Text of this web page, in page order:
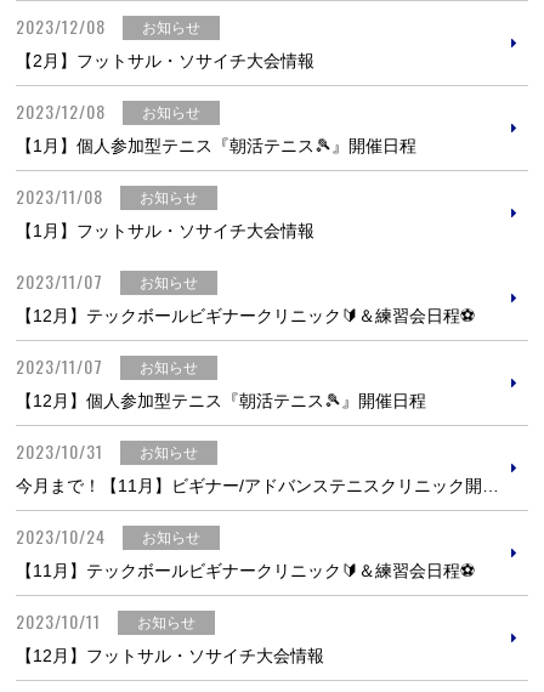
2023/12/08 お知らせ
【2月】フットサル・ソサイチ大会情報
2023/12/08 お知らせ
【1月】個人参加型テニス『朝活テニス🎾』開催日程
2023/11/08 お知らせ
【1月】フットサル・ソサイチ大会情報
2023/11/07 お知らせ
【12月】テックボールビギナークリニック🔰＆練習会日程⚽
2023/11/07 お知らせ
【12月】個人参加型テニス『朝活テニス🎾』開催日程
2023/10/31 お知らせ
2023/10/24 お知らせ
【11月】テックボールビギナークリニック🔰＆練習会日程⚽
2023/10/11 お知らせ
【12月】フットサル・ソサイチ大会情報